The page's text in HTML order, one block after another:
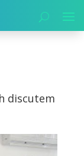
Bratfisch
discutem